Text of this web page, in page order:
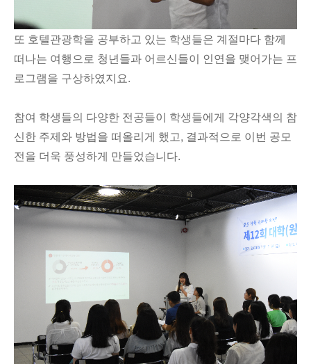
또 호텔관광학을 공부하고 있는 학생들은 계절마다 함께
떠나는 여행으로 청년들과 어르신들이 인연을 맺어가는 프
로그램을 구상하였지요.
참여 학생들의 다양한 전공들이 학생들에게 각양각색의 참
신한 주제와 방법을 떠올리게 했고, 결과적으로 이번 공모
전을 더욱 풍성하게 만들었습니다.